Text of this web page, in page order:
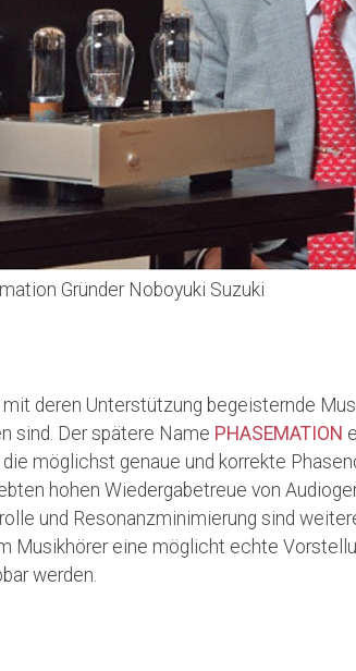
Gründer Noboyuki Suzuki
deren Unterstützung begeisternde
sind. Der spätere Name PHASEMATION
möglichst genaue und korrekte
hohen Wiedergabetreue von
und Resonanzminimierung sind
Musikhörer eine möglicht echte
werden.